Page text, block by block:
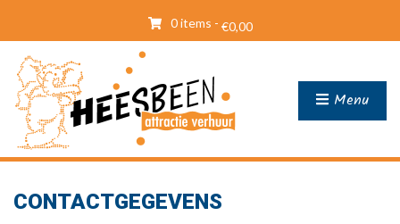
0 items - €0,00
Menu
CONTACTGEGEVENS